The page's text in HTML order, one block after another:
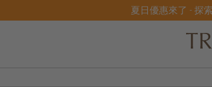
夏日優惠來了 - 探